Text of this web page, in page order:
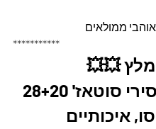
ממולאים
***********
💥💥
איכותיים